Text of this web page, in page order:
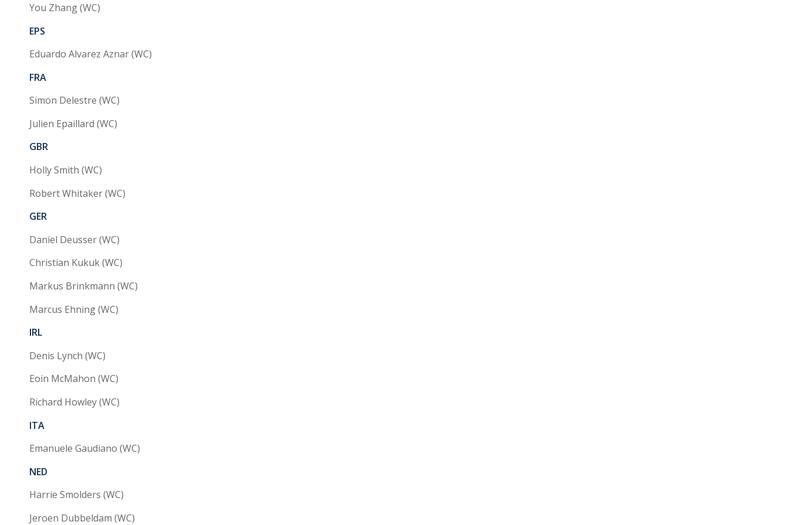
You Zhang (WC)
EPS
Eduardo Alvarez Aznar (WC)
FRA
Simon Delestre (WC)
Julien Epaillard (WC)
GBR
Holly Smith (WC)
Robert Whitaker (WC)
GER
Daniel Deusser (WC)
Christian Kukuk (WC)
Markus Brinkmann (WC)
Marcus Ehning (WC)
IRL
Denis Lynch (WC)
Eoin McMahon (WC)
Richard Howley (WC)
ITA
Emanuele Gaudiano (WC)
NED
Harrie Smolders (WC)
Jeroen Dubbeldam (WC)